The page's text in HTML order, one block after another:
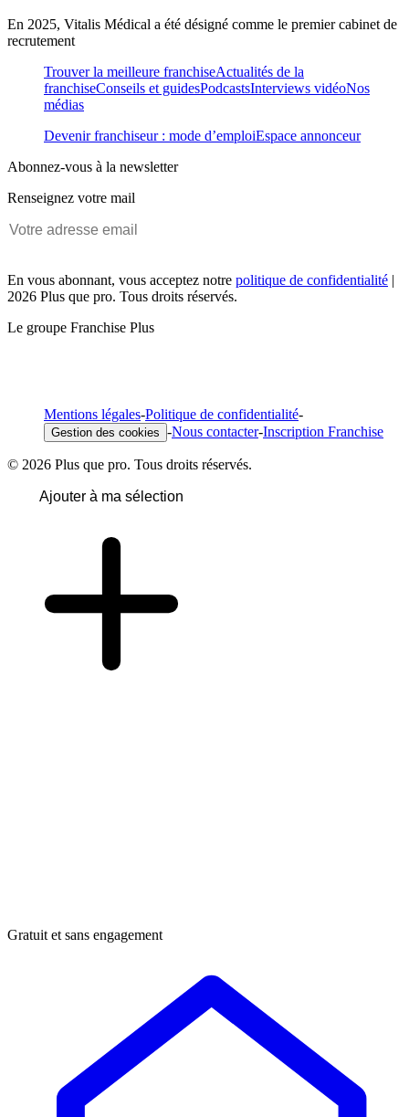
En 2025, Vitalis Médical a été désigné comme le premier cabinet de
recrutement
Trouver la meilleure franchiseActualités de la
franchiseConseils et guidesPodcastsInterviews vidéoNos
médias
Devenir franchiseur : mode d’emploiEspace annonceur
Abonnez-vous à la newsletter
Renseignez votre mail
En vous abonnant, vous acceptez notre politique de confidentialité |
2026 Plus que pro. Tous droits réservés.
Le groupe Franchise Plus
Mentions légales-Politique de confidentialité-
Gestion des cookies -Nous contacter-Inscription Franchise
© 2026 Plus que pro. Tous droits réservés.
Ajouter à ma sélection
Gratuit et sans engagement